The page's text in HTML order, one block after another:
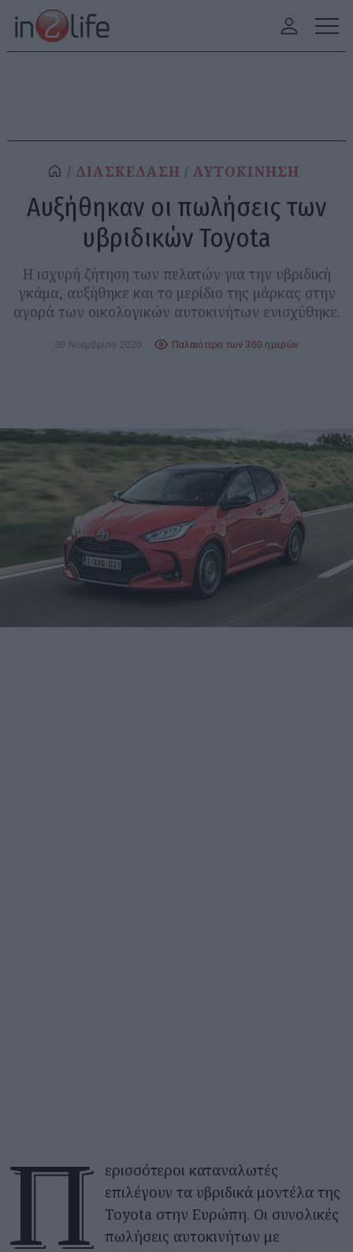
ΔΙΑΣΚΕΔΑΣΗ ΑΥΤΟΚΙΝΗΣΗ
Αυξήθηκαν οι πωλήσεις των
υβριδικών Toyota
Η ισχυρή ζήτηση των πελατών για την υβριδική
γκάμα, αυξήθηκε και το μερίδιο της μάρκας στην
αγορά των οικολογικών αυτοκινήτων ενισχύθηκε.
30 Νοεμβρίου 2020 Παλαιότερο των 360 ημερών
Π
ερισσότεροι καταναλωτές
επιλέγουν τα υβριδικά μοντέλα της
Toyota στην Ευρώπη. Οι συνολικές
πωλήσεις αυτοκινήτων με